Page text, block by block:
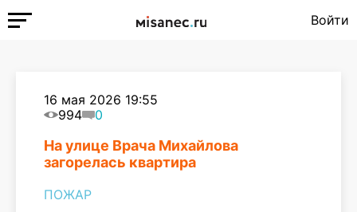
Войти
16 мая 2026 19:55
994
0
На улице Врача Михайлова
загорелась квартира
ПОЖАР